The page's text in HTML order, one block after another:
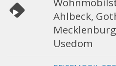
Ahlbeck,
Usedom